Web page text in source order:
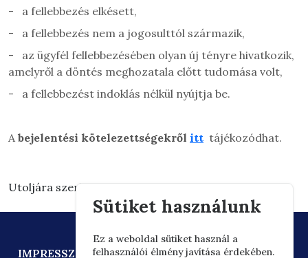
-
a fellebbezés elkésett,
-
a fellebbezés nem a jogosulttól származik,
-
az ügyfél fellebbezésében olyan új tényre hivatkozik,
amelyről a döntés meghozatala előtt tudomása volt,
-
a fellebbezést indoklás nélkül nyújtja be.
A bejelentési kötelezettségekről itt tájékozódhat.
Utoljára szerkesztve: 2026.03.03. 15:30
IMPRESSZUMADATVÉDELEMTECHNIKAI AJÁNLÁS
Sütiket használunk
Ez a weboldal sütiket használ a
felhasználói élmény javítása érdekében.